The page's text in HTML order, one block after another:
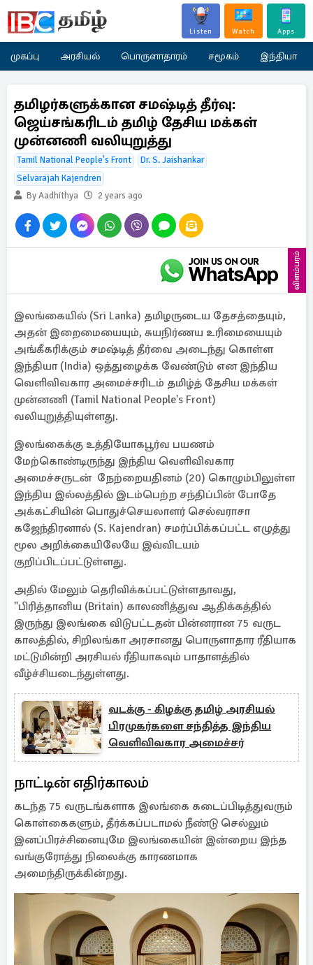
Listen Watch Apps
முகப்பு அரசியல் பொருளாதாரம் சமூகம் இந்தியா
தமிழர்களுக்கான சமஷ்டித் தீர்வு:
ஜெய்சங்கரிடம் தமிழ் தேசிய மக்கள்
முன்னணி வலியுறுத்து
Tamil National People's Front
Dr. S. Jaishankar
Selvarajah Kajendren
By Aadhithya
2 years ago
விளம்பரம்
இலங்கையில் (Sri Lanka) தமிழருடைய தேசத்தையும்,
அதன் இறைமையையும், சுயநிர்ணய உரிமையையும்
அங்கீகரிக்கும் சமஷ்டித் தீர்வை அடைந்து கொள்ள
இந்தியா (India) ஒத்துழைக்க வேண்டும் என இந்திய
வெளிவிவகார அமைச்சரிடம் தமிழ்த் தேசிய மக்கள்
முன்னணி (Tamil National People's Front)
வலியுறுத்தியுள்ளது.
இலங்கைக்கு உத்தியோகபூர்வ பயணம்
மேற்கொண்டிருந்து இந்திய வெளிவிவகார
அமைச்சருடன் நேற்றையதினம் (20) கொழும்பிலுள்ள
இந்திய இல்லத்தில் இடம்பெற்ற சந்திப்பின் போதே
அக்கட்சியின் பொதுச்செயலாளர் செல்வராசா
கஜேந்திரனால் (S. Kajendran) சமர்ப்பிக்கப்பட்ட எழுத்து
மூல அறிக்கையிலேயே இவ்விடயம்
குறிப்பிடப்பட்டுள்ளது.
அதில் மேலும் தெரிவிக்கப்பட்டுள்ளதாவது,
"பிரித்தானிய (Britain) காலணித்துவ ஆதிக்கத்தில்
இருந்து இலங்கை விடுபட்டதன் பின்னரான 75 வருட
காலத்தில், சிறிலங்கா அரசானது பொருளாதார ரீதியாக
மட்டுமின்றி அரசியல் ரீதியாகவும் பாதாளத்தில்
வீழ்ச்சியடைந்துள்ளது.
வடக்கு - கிழக்கு தமிழ் அரசியல்
பிரமுகர்களை சந்தித்த இந்திய
வெளிவிவகார அமைச்சர்
நாட்டின் எதிர்காலம்
கடந்த 75 வருடங்களாக இலங்கை கடைப்பிடித்துவரும்
கொள்கைகளும், தீர்க்கப்படாமல் நீண்டு செல்லும்
இனப்பிரச்சினையுமே இலங்கையின் இன்றைய இந்த
வங்குரோத்து நிலைக்கு காரணமாக
அமைந்திருக்கின்றது.